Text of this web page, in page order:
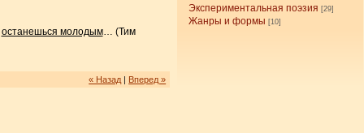
Экспериментальная поэзия [29]
Жанры и формы [10]
останешься молодым… (Тим
« Назад | Вперед »